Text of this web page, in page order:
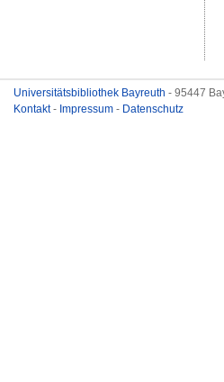
Universitätsbibliothek Bayreuth - 95447
Kontakt- Impressum - Datenschutz